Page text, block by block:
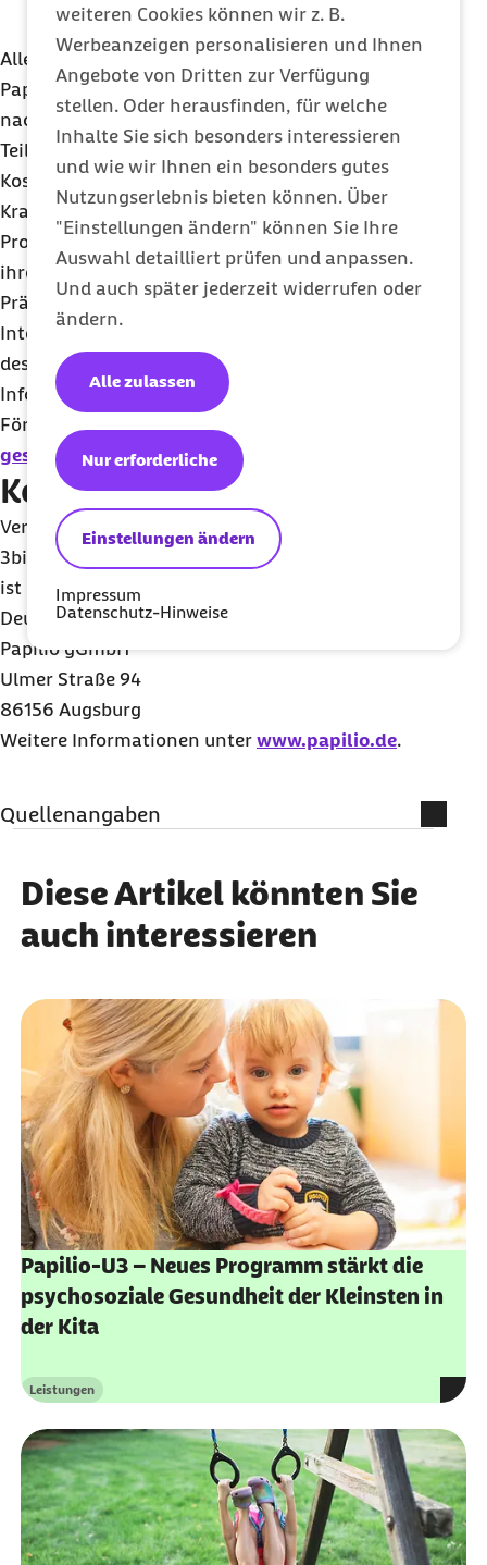
weiteren Cookies können wir z. B.
Werbeanzeigen personalisieren und Ihnen
Angebote von Dritten zur Verfügung
stellen. Oder herausfinden, für welche
Inhalte Sie sich besonders interessieren
und wie wir Ihnen ein besonders gutes
Nutzungserlebnis bieten können. Über
"Einstellungen ändern" können Sie Ihre
Auswahl detailliert prüfen und anpassen.
Und auch später jederzeit widerrufen oder
ändern.
Einstellungen ändern
Nur erforderliche
Alle zulassen
Impressum
Datenschutz-Hinweise
Alle Fortbildungen werden durch qualifizierte
Papilio-Trainerinnen und -Trainer durchgeführt. Je
nach örtlichen Gegebenheiten entstehen für die
Teilnahme an den Fortbildungen unterschiedliche
Kosten.
Krankenkassen fördern gesundheitsförderliche
Projekte in der Lebenswelt Kita auf der Grundlage
ihres gesetzlichen Auftrags nach dem
Präventionsgesetz. Die Barmer unterstützt bei der
Integration des Programms in der Kita (im Rahmen
des hierfür zur Verfügung stehenden Budgets).
Informationen zu den Förderbedigungen und zum
Förderantrag für Kitas unter:
gesunden Kita.
Kontakt zu Papilio
Verantwortlich für die Fortbildungen Papilio-
3bis6, Papilio-ElternClub und Papilio-Integration
ist die PapiliogGmbH
Deutschland und international zusammenarbeitet.
Papilio gGmbH
Ulmer Straße 94
86156 Augsburg
Weitere Informationen unter www.papilio.de.
Quellenangaben
Mayer H., Heim P., Scheithauer H. (2012):
Papilio. Ein Programm für Kindergärten zur
und zur Förderung sozial-emotionaler
Kompetenz. Ein Beitrag zur Sucht- und
Gewaltprävention. Theorie und Grundlagen. 3.
Auflage Augsburg: Papilio Verlag.
Diese Artikel könnten Sie
auch interessieren
Papilio-U3 – Neues Programm stärkt die
psychosoziale Gesundheit der Kleinsten in
der Kita
Kategorie
Leistungen